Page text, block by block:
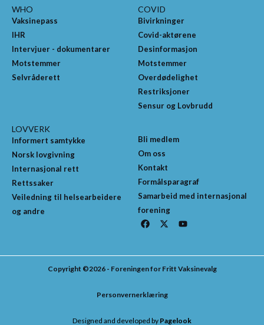
WHO
Vaksinepass
IHR
Intervjuer - dokumentarer
Motstemmer
Selvråderett
COVID
Bivirkninger
Covid-aktørene
Desinformasjon
Motstemmer
Overdødelighet
Restriksjoner
Sensur og Lovbrudd
LOVVERK
Informert samtykke
Norsk lovgivning
Internasjonal rett
Rettssaker
Veiledning til helsearbeidere
og andre
Bli medlem
Om oss
Kontakt
Formålsparagraf
Samarbeid med internasjonal
forening
F
a
b
o
X
-
i
t
t
r
Y
o
u
b
e
Copyright ©2026 - Foreningen for Fritt Vaksinevalg
Personvernerklæring
Designed and developed by Pagelook